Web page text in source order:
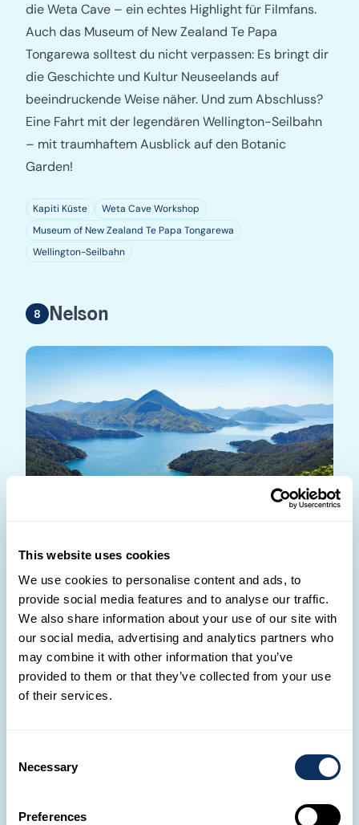
This website uses cookies
We use cookies to personalise content and ads, to
provide social media features and to analyse our traffic.
We also share information about your use of our site with
our social media, advertising and analytics partners who
may combine it with other information that you’ve
provided to them or that they’ve collected from your use
of their services.
Selection
Necessary
Preferences
die Weta Cave – ein echtes Highlight für Filmfans.
Auch das Museum of New Zealand Te Papa
Tongarewa solltest du nicht verpassen: Es bringt dir
die Geschichte und Kultur Neuseelands auf
beeindruckende Weise näher. Und zum Abschluss?
Eine Fahrt mit der legendären Wellington-Seilbahn
– mit traumhaftem Ausblick auf den Botanic
Garden!
Kapiti Küste
Weta Cave Workshop
Museum of New Zealand Te Papa Tongarewa
Wellington-Seilbahn
Nelson
Schönheit und Abenteuer aufeinandertreffen.
Erkunde die Marlborough Sounds, ein
beeindruckendes Netzwerk von Wasserwegen und
malerischen Inseln. Entdecke das Wesen des
Abenteuers im Abel Tasman Nationalpark, wo
goldene Strände und Küstenwege unvergessliche
sein, erwecke hier in Nelson deine Neugier.
Marlborough Sounds